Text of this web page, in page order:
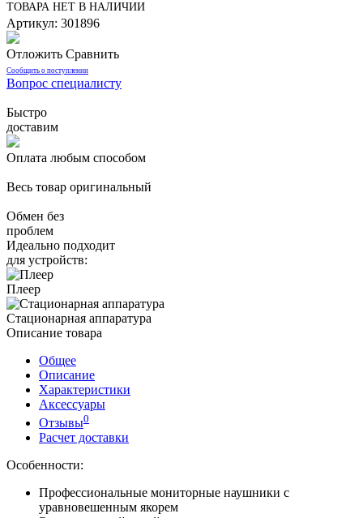
ТОВАРА НЕТ В НАЛИЧИИ
Артикул: 301896
Отложить Сравнить
Сообщить о поступлении
Вопрос специалисту
Быстро
доставим
Оплата любым способом
Весь товар оригинальный
Обмен без
проблем
Идеально подходит
для устройств:
Плеер
Стационарная аппаратура
Описание товара
Общее
Описание
Характеристики
Аксессуары
Отзывы0
Расчет доставки
Особенности:
Профессиональные мониторные наушники с
уравновешенным якорем